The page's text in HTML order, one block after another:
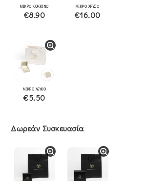
ΜΙΚΡΟ ΚΟΚΚΙΝΟ
€8.90
ΜΙΚΡΟ ΧΡΥΣΟ
€16.00
ΜΙΚΡΟ ΛΕΥΚΟ
€5.50
Δωρεάν Συσκευασία